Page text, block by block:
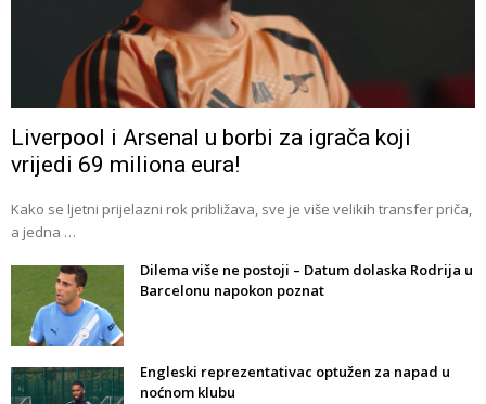
Liverpool i Arsenal u borbi za igrača koji
vrijedi 69 miliona eura!
Kako se ljetni prijelazni rok približava, sve je više velikih transfer priča,
a jedna …
Dilema više ne postoji – Datum dolaska Rodrija u
Barcelonu napokon poznat
Engleski reprezentativac optužen za napad u
noćnom klubu